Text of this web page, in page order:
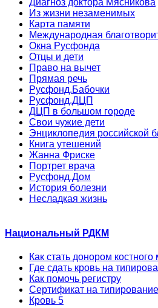
Из жизни незаменимых
Карта памяти
Международная
Окна Русфонда
Отцы и дети
Право на вычет
Прямая речь
Русфонд.Бабочки
Русфонд.ДЦП
ДЦП в большом городе
Свои чужие дети
Энциклопедия российской
Книга утешений
Жанна Фриске
Портрет врача
Русфонд.Дом
История болезни
Несладкая жизнь
Национальный РДКМ
Как стать донором костного
Где сдать кровь на
Как помочь регистру
Сертификат на типирование
Кровь 5